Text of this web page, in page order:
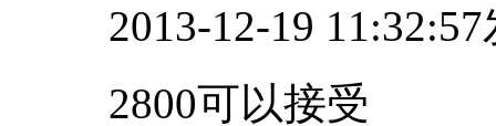
2013-12-19
2800可以接受